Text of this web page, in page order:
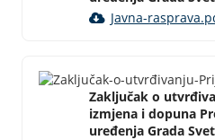
Javna-
Zaključak o
izmjena i dopuna
uređenja Grada